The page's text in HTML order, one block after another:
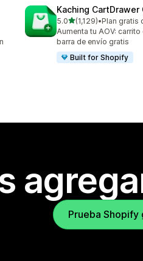
Kaching CartDrawer
5.0de 5 estrellas
(1,129)
1129 reseñas en total
•Plan gratis
Aumenta tu AOV:
barra de envío gratis
Built for Shopify
Prueba Shopify